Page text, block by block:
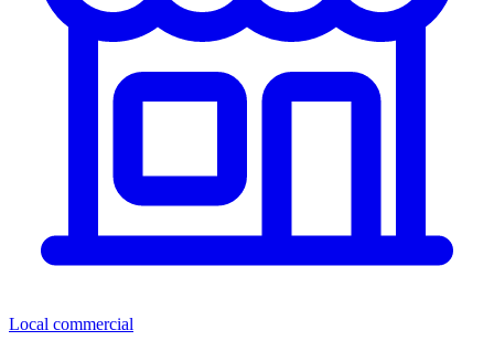
Local commercial